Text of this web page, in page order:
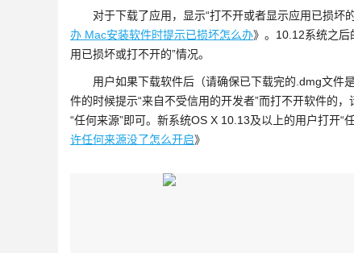
对于下载了应用，显示“打不开或者显示应用已损坏
办 Mac安装软件时提示已损坏怎么办》。10.12系统之后
用已损坏或打不开的”情况。
用户如果下载软件后（请确保已下载完的.dmg文件
件的时候提示“来自不受信用的开发者”而打不开软件的
“任何来源”即可。新系统OS X 10.13及以上的用户打开“
许任何来源没了怎么开启》